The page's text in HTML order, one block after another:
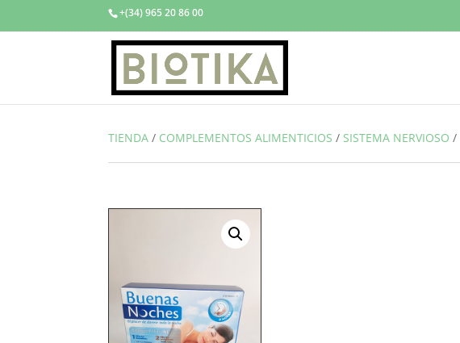
+(34) 965 20 86 00
TIENDA / COMPLEMENTOS ALIMENTICIOS / SISTEMA NERVIOSO /